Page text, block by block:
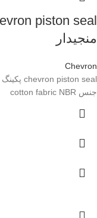
منجیدار
Chevron
جنس cotton fabric NBR